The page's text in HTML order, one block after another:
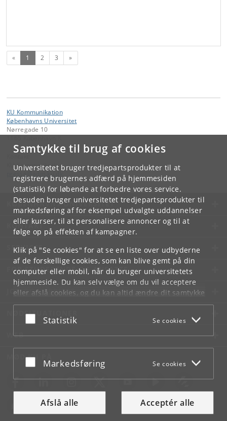
Samtykke til brug af cookies
Universitetet bruger tredjepartsprodukter til at
registrere brugernes adfærd på hjemmesiden
(statistik) for løbende at forbedre vores service.
Desuden bruger universitetet tredjepartsprodukter til
markedsføring af for eksempel udvalgte uddannelser
eller kurser, til at personalisere annoncer og til at
følge op på effekten af kampagner.
Klik på "Se cookies" for at se en liste over udbyderne
af de forskellige cookies, som kan blive gemt på din
computer eller mobil, når du bruger universitetets
hjemmeside. Du kan selv vælge om du vil acceptere
eller afslå cookies, og du kan altid ændre dit samtykke
underCookie- og privatlivspolitiksom du finder i
bunden af hver side.
Acceptér eller afslå
Statistik Se cookies
Acceptér eller afslå
Markedsføring Se cookies
Afslå alle Acceptér alle
« 1 (nuværende)
2 3 Næste
»
KU Kommunikation
Københavns Universitet
Nørregade 10
KU Kommunikation
KØBENHAVNS UNIVERSITET
KONTAKT
SERVICES
FOR STUDERENDE OG ANSATTE
JOB OG KARRIERE
NØDSITUATIONER
WEB
MØD KU PÅ